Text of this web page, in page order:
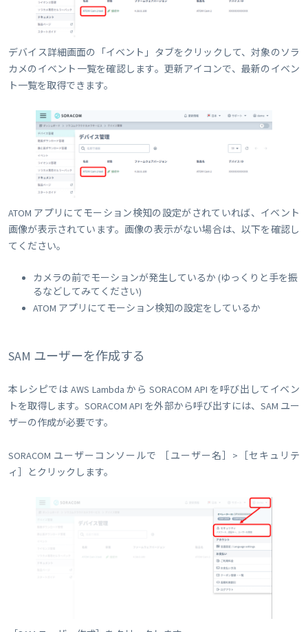
デバイス詳細画面の「イベント」タブをクリックして、対象のソラ
カメのイベント一覧を確認します。更新アイコンで、最新のイベン
ト一覧を取得できます。
ATOM アプリにてモーション検知の設定がされていれば、イベント
画像が表示されています。画像の表示がない場合は、以下を確認し
てください。
カメラの前でモーションが発生しているか (ゆっくりと手を振
るなどしてみてください)
ATOM アプリにてモーション検知の設定をしているか
SAM ユーザーを作成する
本レシピでは AWS Lambda から SORACOM API を呼び出してイベン
トを取得します。SORACOM API を外部から呼び出すには、SAM ユー
ザーの作成が必要です。
SORACOM ユーザーコンソールで ［ユーザー名］>［セキュリテ
ィ］とクリックします。